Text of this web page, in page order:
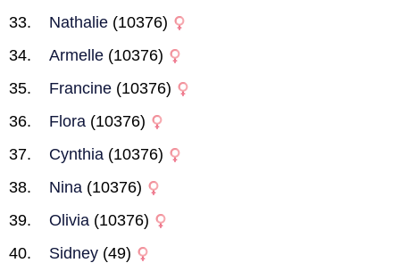
Nathalie (10376)
Armelle (10376)
Francine (10376)
Flora (10376)
Cynthia (10376)
Nina (10376)
Olivia (10376)
Sidney (49)